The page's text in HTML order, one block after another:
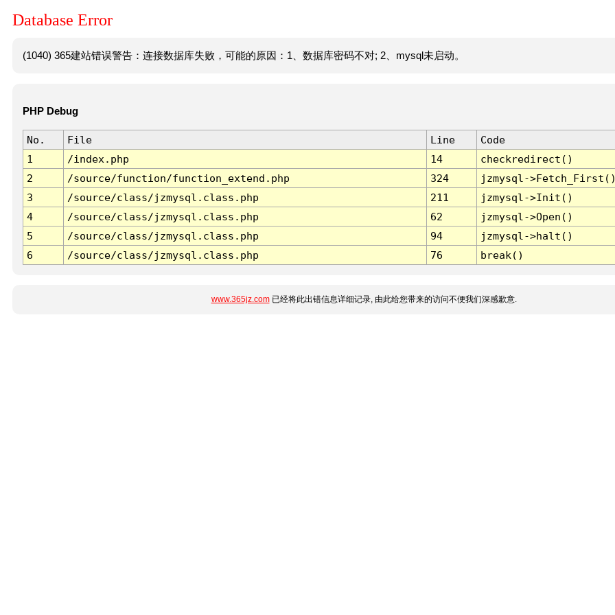
Database Error
(1040) 365建站错误警告：连接数据库失败，可能的原因：1、数据库密码不对; 2、mysql未启动。
PHP Debug
No. File Line
Code
1
/index.php 14
checkredirect()
2
/source/function/function_extend.php 324
jzmysql-
3
/source/class/jzmysql.class.php 211
jzmysql->Init()
4
/source/class/jzmysql.class.php 62
jzmysql->Open()
5
/source/class/jzmysql.class.php 94
jzmysql->halt()
6
/source/class/jzmysql.class.php 76 break()
www.365jz.com已经将此出错信息详细记录, 由此给您带来的访问不便我们深感歉意.